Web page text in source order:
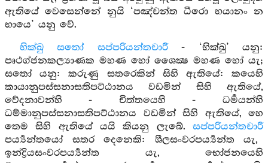
ඇතියේ වෙසෙන්නේ නුයි ‘පඤ්චන්ත ධීරො භයානං න
භායෙ’ යනු වේ.
භික්ඛු සතෝ සප්පරියන්තචාරී- ‘භික්ඛු’ යනු:
පෘථග්ජනකල්‍යාණක මහණ හෝ ශෛක්‍ෂ මහණ හෝ යැ;
සතෝ යනු: කරුණු සතරෙකින් සිහි ඇතියේ: කයෙහි
කායානුපස්සනාසතිපට්ඨානය වඩමින් සිහි ඇතියේ,
වේදනාවන්හි - චිත්තයෙහි - ධර්‍මයන්හි
ධම්මානුපස්සනාසතිපට්ඨානය වඩමින් සිහි ඇතියේ, හෙ
තෙම සිහි ඇතියේ යයි කියනු ලැබේ. සප්පරියන්තචාරී
පර්‍ය්‍යන්තයෝ සතර දෙනෙකි: ශීලසංවරපර්‍ය්‍යන්ත යැ,
ඉන්ද්‍රියසංවරපර්‍ය්‍යන්ත යැ, භෝජනයෙහි